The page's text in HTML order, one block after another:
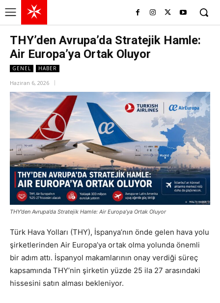
THY’den Avrupa’da Stratejik Hamle:
Air Europa’ya Ortak Oluyor
GENEL HABER
Haziran 6, 2026
THY’den Avrupa’da Stratejik Hamle: Air Europa’ya Ortak Oluyor
Türk Hava Yolları (THY), İspanya’nın önde gelen hava yolu
şirketlerinden Air Europa’ya ortak olma yolunda önemli
bir adım attı. İspanyol makamlarının onay verdiği süreç
kapsamında THY’nin şirketin yüzde 25 ila 27 arasındaki
hissesini satın alması bekleniyor.